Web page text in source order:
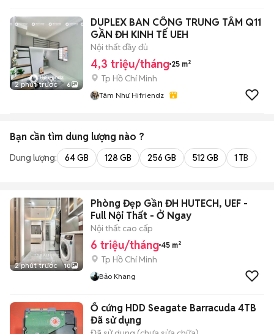
2 phút trước 6
DUPLEX BAN CÔNG TRUNG TÂM Q11
GẦN ĐH KINH TẾ UEH
Nội thất đầy đủ
4,3 triệu/tháng 25 m²
Tp Hồ Chí Minh
Tâm Như Hifriendz
Bạn cần tìm dung lượng nào ?
Dung lượng: 64 GB 128 GB 256 GB 512 GB 1 TB
2 phút trước 10
Phòng Đẹp Gần ĐH HUTECH, UEF -
Full Nội Thất - Ở Ngay
Nội thất cao cấp
6 triệu/tháng 45 m²
Tp Hồ Chí Minh
Bảo Khang
Ổ cứng HDD Seagate Barracuda 4TB
Đã sử dụng